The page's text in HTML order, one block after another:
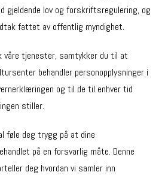
gjeldende lov og forskriftsregulering, og
fattet av offentlig myndighet.
våre tjenester, samtykker du til at
behandler personopplysninger i
og til de til enhver tid
stiller.
føle deg trygg på at dine
på en forsvarlig måte. Denne
deg hvordan vi samler inn